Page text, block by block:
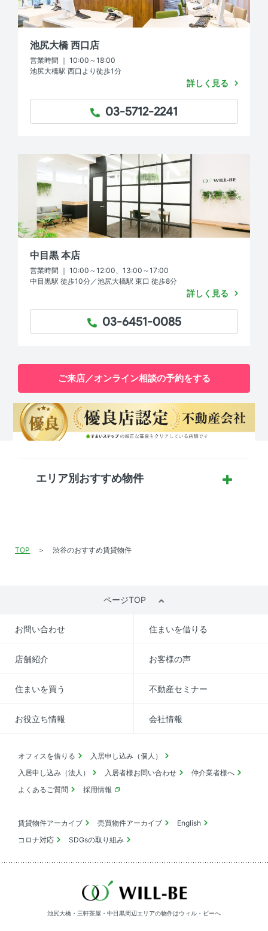
池尻大橋 西口店
営業時間 ｜ 10:00～18:00
池尻大橋駅 西口より徒歩1分
TEL：
03-5712-2241
詳しく見る
中目黒 本店
営業時間 ｜ 10:00～12:00、13:00～17:00
中目黒駅 徒歩10分／池尻大橋駅 東口 徒歩8分
TEL：
03-6451-0085
詳しく見る
ご来店／オンライン相談の予約をする
エリア別おすすめ物件
TOP 渋谷のおすすめ賃貸物件
ページTOP
お問い合わせ 住まいを借りる
店舗紹介 お客様の声
住まいを買う 不動産セミナー
お役立ち情報 会社情報
オフィスを借りる
入居申し込み（個人）
入居申し込み（法人）
入居者様お問い合わせ
仲介業者様へ
よくあるご質問
採用情報
賃貸物件アーカイブ 売買物件アーカイブ
English
コロナ対応
SDGsの取り組み
池尻大橋・三軒茶屋・中目黒周辺エリアの物件はウィル・ビーへ